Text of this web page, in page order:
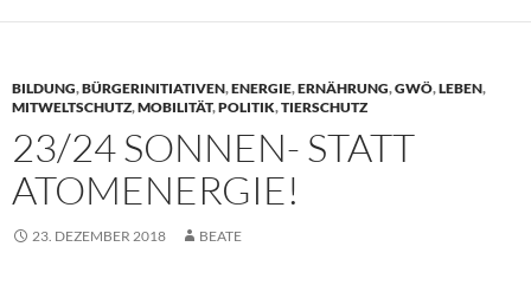
BILDUNG,BÜRGERINITIATIVEN,ENERGIE,ERNÄHRUNG,GWÖ,LEBEN,
MITWELTSCHUTZ,MOBILITÄT,POLITIK,TIERSCHUTZ
23/24 SONNEN- STATT
ATOMENERGIE!
23. DEZEMBER 2018 BEATE